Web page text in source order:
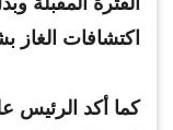
اكتشافات
كما أكد الرئيس